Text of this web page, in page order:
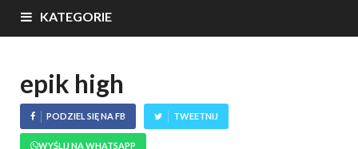
KATEGORIE
epik high
PODZIEL SIĘ NA FB TWEETNIJ
WYŚLIJ NA WHATSAPP